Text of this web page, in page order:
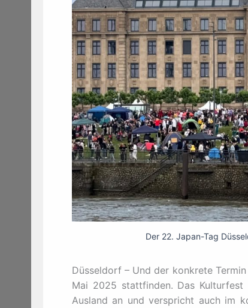
Der 22. Japan-Tag
Düsseldorf – Und der konkrete
Mai 2025 stattfinden. Das
Ausland an und verspricht auch im